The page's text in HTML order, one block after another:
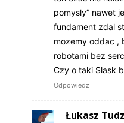
pomysly” nawet
fundament zdal
mozemy oddac ,
robotami bez
Czy o taki Slask
Odpowiedz
Łukasz